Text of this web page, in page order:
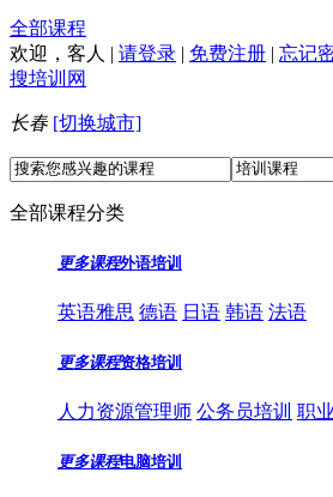
全部课程
欢迎， 客人 | 请登录 | 免费注册 | 忘记
搜培训网
长春 [切换城市]
全部课程分类
更多课程外语培训
英语雅思 德语 日语 韩语 法语
更多课程资格培训
人力资源管理师 公务员培训 职
更多课程电脑培训